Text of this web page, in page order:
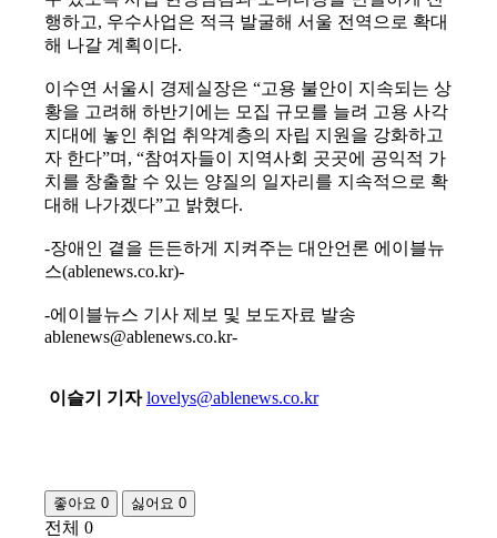
행하고, 우수사업은 적극 발굴해 서울 전역으로 확대
해 나갈 계획이다.
이수연 서울시 경제실장은 “고용 불안이 지속되는 상
황을 고려해 하반기에는 모집 규모를 늘려 고용 사각
지대에 놓인 취업 취약계층의 자립 지원을 강화하고
자 한다”며, “참여자들이 지역사회 곳곳에 공익적 가
치를 창출할 수 있는 양질의 일자리를 지속적으로 확
대해 나가겠다”고 밝혔다.
-장애인 곁을 든든하게 지켜주는 대안언론 에이블뉴
스(ablenews.co.kr)-
-에이블뉴스 기사 제보 및 보도자료 발송
ablenews@ablenews.co.kr-
이슬기 기자 lovelys@ablenews.co.kr
좋아요 0 싫어요 0
전체 0